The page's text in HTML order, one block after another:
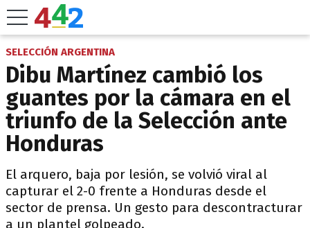
SELECCIÓN ARGENTINA
Dibu Martínez cambió los
guantes por la cámara en el
triunfo de la Selección ante
Honduras
El arquero, baja por lesión, se volvió viral al
capturar el 2-0 frente a Honduras desde el
sector de prensa. Un gesto para descontracturar
a un plantel golpeado.